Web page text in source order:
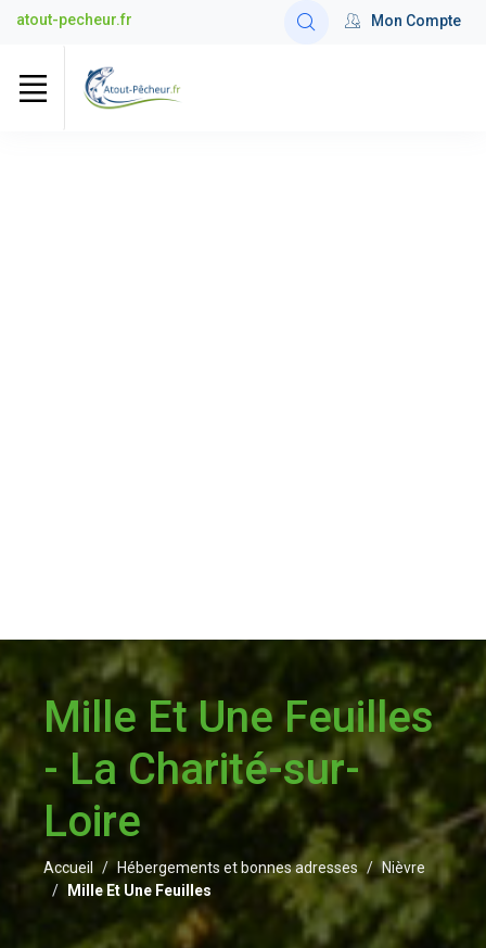
atout-pecheur.fr Mon Compte
Mille Et Une Feuilles
- La Charité-sur-
Loire
Accueil Hébergements et bonnes adresses
Nièvre
Mille Et Une Feuilles